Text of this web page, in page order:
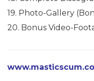
19. Photo-Gallery
20. Bonus Video-